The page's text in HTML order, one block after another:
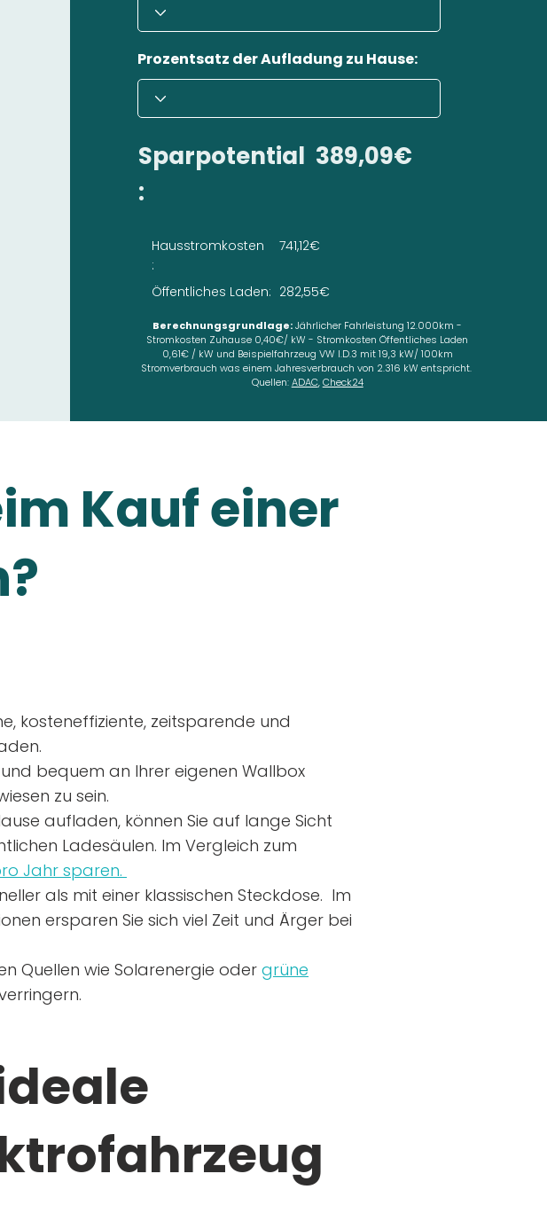
Prozentsatz der Aufladung zu Hause:
Sparpotential
:
389,09€
Hausstromkosten
:
Öffentliches Laden:
741,12€
282,55€
Berechnungsgrundlage:Jährlicher Fahrleistung 12.000km -
Stromkosten Zuhause 0,40€/ kW - Stromkosten Öffentliches Laden
0,61€ / kW und Beispielfahrzeug VW I.D.3 mit 19,3 kW/ 100km
Stromverbrauch was einem Jahresverbrauch von 2.316 kW entspricht.
Quellen:ADAC,Check24
Kauf einer
kosteneffiziente, zeitsparende und
bequem an Ihrer eigenen Wallbox
zu sein.
aufladen, können Sie auf lange Sicht
Ladesäulen. Im Vergleich zum
Jahr sparen.
als mit einer klassischen Steckdose. Im
ersparen Sie sich viel Zeit und Ärger bei
Quellen wie Solarenergie oder grüne